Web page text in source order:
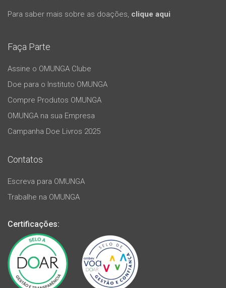
Para saber mais sobre as doações, clique aqui
Faça Parte
Assine o OMUNGA Clube
Doe para o Instituto OMUNGA
Compre Produtos OMUNGA
OMUNGA na sua Empresa
Campanha Doe Livros 2025
Contatos
Escreva para OMUNGA
Trabalhe na OMUNGA
Certificações: